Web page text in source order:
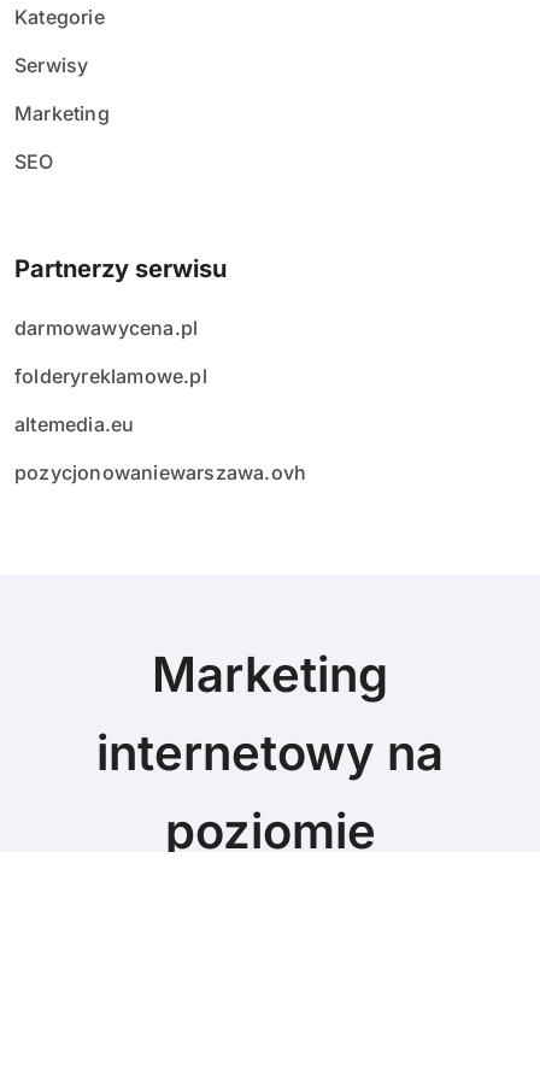
Kategorie
Serwisy
Marketing
SEO
Partnerzy serwisu
darmowawycena.pl
folderyreklamowe.pl
altemedia.eu
pozycjonowaniewarszawa.ovh
Marketing
internetowy na
poziomie